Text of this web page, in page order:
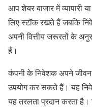
आप शेयर बाजार में व्यापारी
लिए स्टॉक रखते हैं जबकि
अपनी वित्तीय जरूरतों के
हैं।
कंपनी के निवेशक अपने जीवन
उपयोग कर सकते हैं। यह
यह तरलता प्रदान करता